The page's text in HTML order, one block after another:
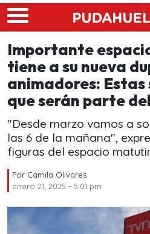
Skip to main content
Importante
tiene a su nueva
animadores: Estas
que serán parte
"Desde marzo vamos a
las 6 de la mañana",
figuras del espacio
Por Camila Olivares
enero 21, 2025 - 5:01 pm